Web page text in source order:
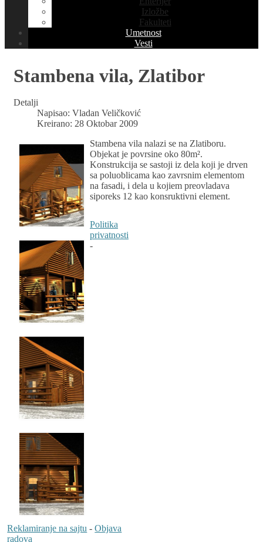
Izložbe
Fakulteti
Umetnost
Vesti
Stambena vila, Zlatibor
Detalji
Napisao: Vladan Veličković
Kreirano: 28 Oktobar 2009
Stambena vila nalazi se na Zlatiboru.
Objekat je povrsine oko 80m².
Konstrukcija se sastoji iz dela koji je drven
sa poluoblicama kao zavrsnim elementom
na fasadi, i dela u kojiem preovladava
siporeks 12 kao konsruktivni element.
Politika
privatnosti
-
Reklamiranje na sajtu -Objava
radova